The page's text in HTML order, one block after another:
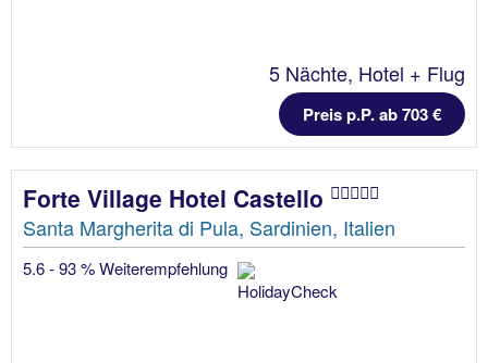
5 Nächte, Hotel + Flug
Preis p.P. ab 703 €
Forte Village Hotel Castello
Santa Margherita di Pula, Sardinien, Italien
5.6 - 93 % Weiterempfehlung